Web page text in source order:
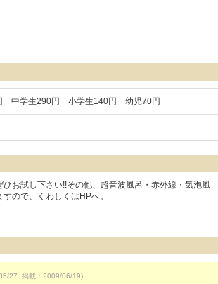
中学生290円 小学生140円 幼児70円
お試し下さい!!その他、超音波風呂・赤外線・気泡風
ので、くわしくはHPへ。
27 掲載：2009/06/19)